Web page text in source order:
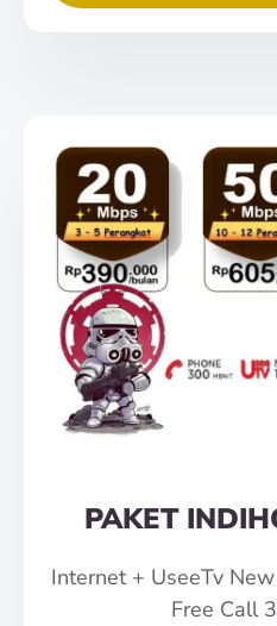
PAKET
Internet + UseeTv
Free Call